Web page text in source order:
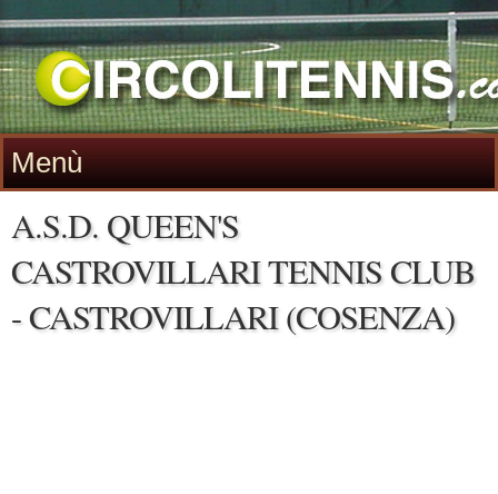
Menù
A.S.D. QUEEN'S
CASTROVILLARI TENNIS CLUB
- CASTROVILLARI (COSENZA)